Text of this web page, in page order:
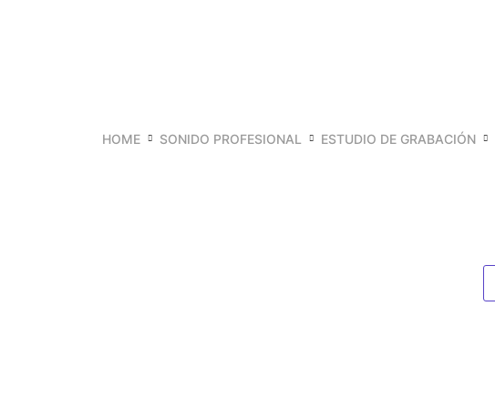
HOME SONIDO PROFESIONAL ESTUDIO DE GRABACIÓN